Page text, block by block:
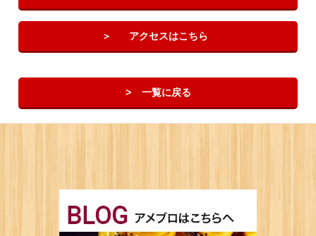
アクセスはこちら
一覧に戻る